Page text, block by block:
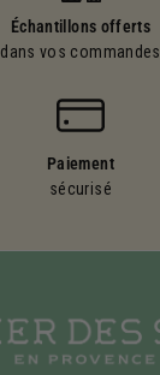
Échantillons offerts
dans vos commandes
Paiement
sécurisé